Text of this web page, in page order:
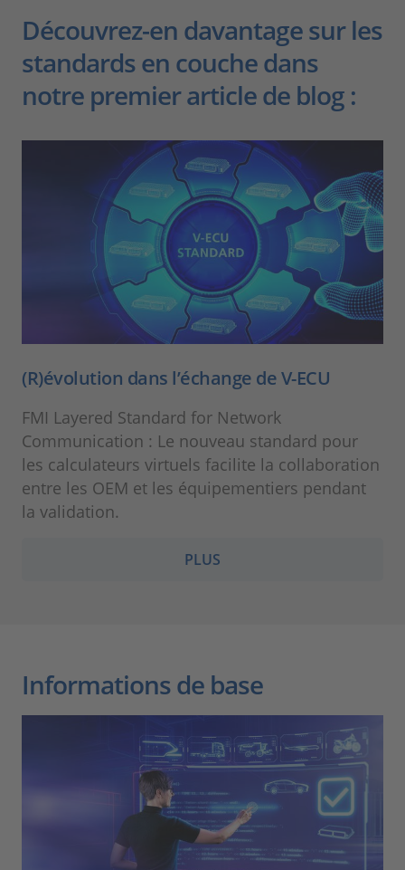
Découvrez-en davantage sur les
standards en couche dans
notre premier article de blog :
(R)évolution dans l’échange de V-ECU
FMI Layered Standard for Network
Communication : Le nouveau standard pour
les calculateurs virtuels facilite la collaboration
entre les OEM et les équipementiers pendant
la validation.
PLUS
Informations de base